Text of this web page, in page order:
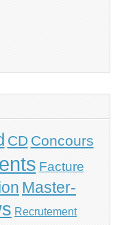
CD Concours
Facture
Master-
Recrutement